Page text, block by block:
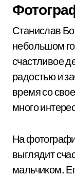
Станислав
небольшом
счастливое
радостью и
время со
много
На
выглядит
мальчиком.